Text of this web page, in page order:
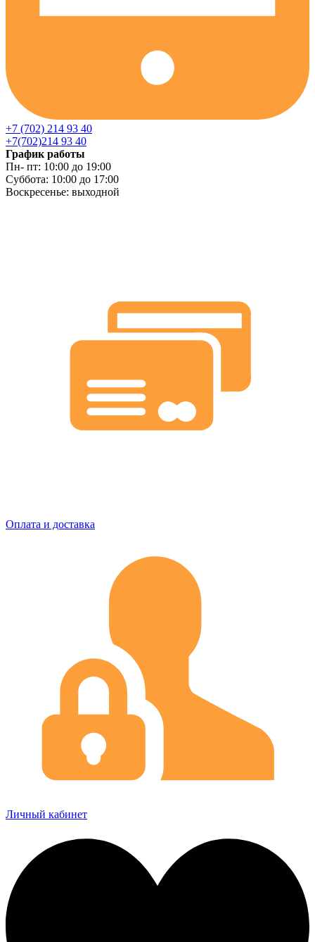
+7 (702) 214 93 40
+7(702)214 93 40
График работы
Пн- пт: 10:00 до 19:00
Суббота: 10:00 до 17:00
Воскресенье: выходной
Оплата и доставка
Личный кабинет